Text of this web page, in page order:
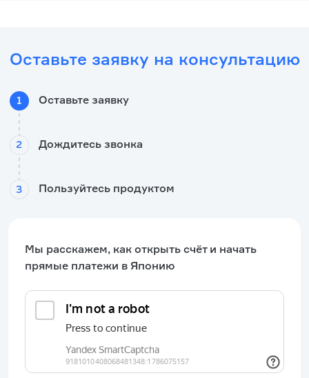
Оставьте заявку на консультацию
Оставьте заявку
Дождитесь звонка
Пользуйтесь продуктом
Мы расскажем, как открыть счёт и начать
прямые платежи в Японию